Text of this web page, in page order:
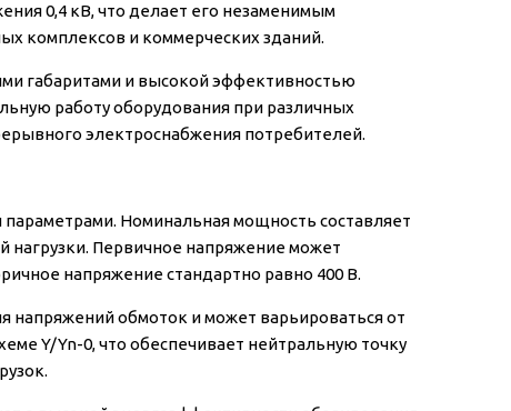
0,4 кВ, что делает его незаменимым
комплексов и коммерческих зданий.
габаритами и высокой эффективностью
работу оборудования при различных
электроснабжения потребителей.
Номинальная мощность составляет
нагрузки. Первичное напряжение может
напряжение стандартно равно 400 В.
напряжений обмоток и может варьироваться от
Y/Yn-0, что обеспечивает нейтральную точку